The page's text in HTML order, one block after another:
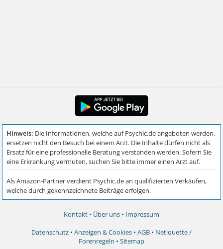
Kontakt • Über uns • Impressum
Datenschutz • Anzeigen & Cookies • AGB • Netiquette /
Forenregeln • Sitemap